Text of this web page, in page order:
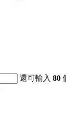
還可輸入80